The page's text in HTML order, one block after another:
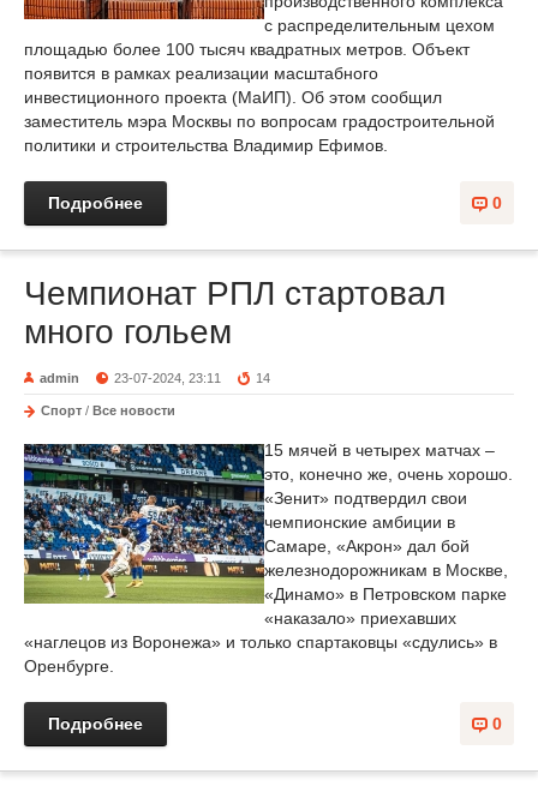
с распределительным цехом
площадью более 100 тысяч квадратных метров. Объект
появится в рамках реализации масштабного
инвестиционного проекта (МаИП). Об этом сообщил
заместитель мэра Москвы по вопросам градостроительной
политики и строительства Владимир Ефимов.
0
Подробнее
Чемпионат РПЛ стартовал
много гольем
admin 23-07-2024, 23:11 14
Спорт / Все новости
15 мячей в четырех матчах –
это, конечно же, очень хорошо.
«Зенит» подтвердил свои
чемпионские амбиции в
Самаре, «Акрон» дал бой
железнодорожникам в Москве,
«Динамо» в Петровском парке
«наказало» приехавших
«наглецов из Воронежа» и только спартаковцы «сдулись» в
Оренбурге.
0
Подробнее